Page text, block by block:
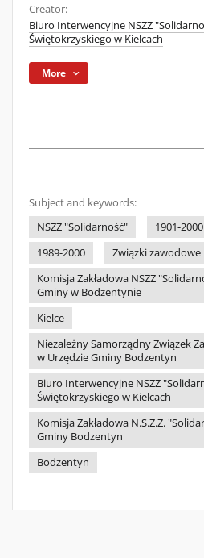
Creator:
Biuro Interwencyjne NSZZ
Świętokrzyskiego w Kielcach
More
Subject and keywords:
NSZZ "Solidarność"
1901-2000
1989-2000
Związki zawodowe
Komisja Zakładowa NSZZ
Gminy w Bodzentynie
Kielce
Niezależny Samorządny Związek
w Urzędzie Gminy Bodzentyn
Biuro Interwencyjne NSZZ
Świętokrzyskiego w Kielcach
Komisja Zakładowa N.S.Z.Z.
Gminy Bodzentyn
Bodzentyn